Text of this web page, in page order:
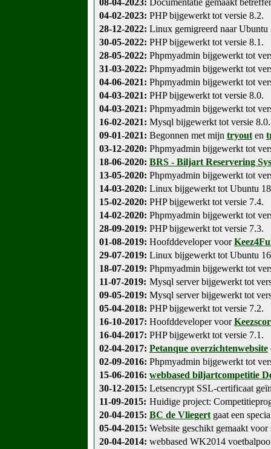
08-04-2023: Documentatie gemaakt
04-02-2023: PHP bijgewerkt tot versie 8.2.
28-12-2022: Linux gemigreerd naar Ubuntu
30-05-2022: PHP bijgewerkt tot versie 8.1.
28-05-2022: Phpmyadmin bijgewerkt tot
31-03-2022: Phpmyadmin bijgewerkt tot
04-06-2021: Phpmyadmin bijgewerkt tot
04-03-2021: PHP bijgewerkt tot versie 8.0.
04-03-2021: Phpmyadmin bijgewerkt tot
16-02-2021: Mysql bijgewerkt tot versie 8.0.
09-01-2021: Begonnen met mijn tryouten
03-12-2020: Phpmyadmin bijgewerkt tot
18-06-2020: BRS - Biljart Reservering
13-05-2020: Phpmyadmin bijgewerkt tot
14-03-2020: Linux bijgewerkt tot Ubuntu
15-02-2020: PHP bijgewerkt tot versie 7.4.
14-02-2020: Phpmyadmin bijgewerkt tot
28-09-2019: PHP bijgewerkt tot versie 7.3.
01-08-2019: Hoofddeveloper voor
29-07-2019: Linux bijgewerkt tot Ubuntu
18-07-2019: Phpmyadmin bijgewerkt tot
11-07-2019: Mysql server bijgewerkt tot
09-05-2019: Mysql server bijgewerkt tot
05-04-2018: PHP bijgewerkt tot versie 7.2.
16-10-2017: Hoofddeveloper voor
16-04-2017: PHP bijgewerkt tot versie 7.1.
02-04-2017: Petanque overzichtenwebsite
02-09-2016: Phpmyadmin bijgewerkt tot
15-06-2016: webbased biljartcompetitie
30-12-2015: Letsencrypt SSL-certificaat
11-09-2015: Huidige project:
20-04-2015: BC de Vliegertgaat een
05-04-2015: Website geschikt gemaakt
20-04-2014: webbased WK2014